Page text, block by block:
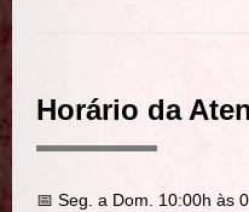
Horário da
📅 Seg. a Dom. 10:00h às